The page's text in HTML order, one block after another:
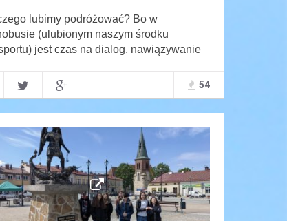
lubimy podróżować? Bo w
(ulubionym naszym środku
jest czas na dialog, nawiązywanie
54